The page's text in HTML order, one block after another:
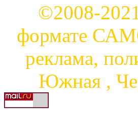
©2008-
формате
реклама,
Южная ,